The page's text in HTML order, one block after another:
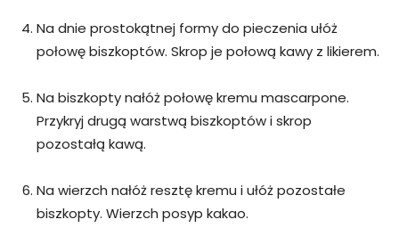
Na dnie prostokątnej formy do pieczenia ułóż
połowę biszkoptów. Skrop je połową kawy z likierem.
Na biszkopty nałóż połowę kremu mascarpone.
Przykryj drugą warstwą biszkoptów i skrop
pozostałą kawą.
Na wierzch nałóż resztę kremu i ułóż pozostałe
biszkopty. Wierzch posyp kakao.